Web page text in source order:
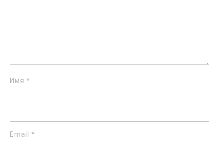
Имя *
Email *